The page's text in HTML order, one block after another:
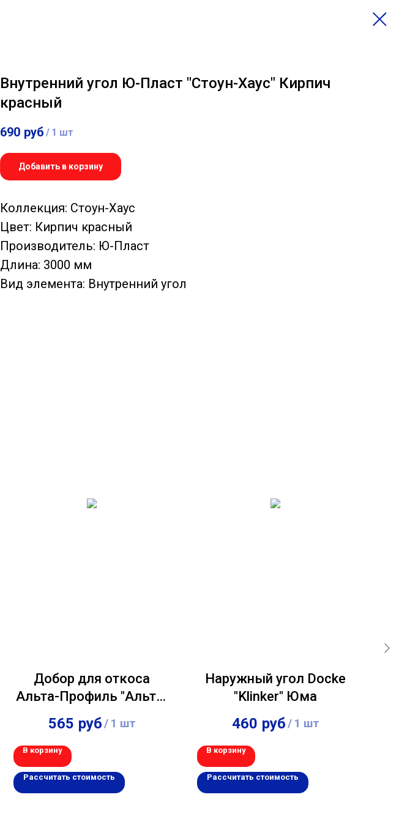
Внутренний угол Ю-Пласт "Стоун-Хаус" Кирпич
красный
690 руб / 1 шт
Добавить в корзину
Коллекция: Стоун-Хаус
Цвет: Кирпич красный
Производитель: Ю-Пласт
Длина: 3000 мм
Вид элемента: Внутренний угол
Добор для откоса
Альта-Профиль "Альта-
Декор" Белоснежный
565 руб/ 1 шт
В корзину
Рассчитать стоимость
Наружный угол Docke
"Klinker" Юма
460 руб/ 1 шт
В корзину
Рассчитать стоимость